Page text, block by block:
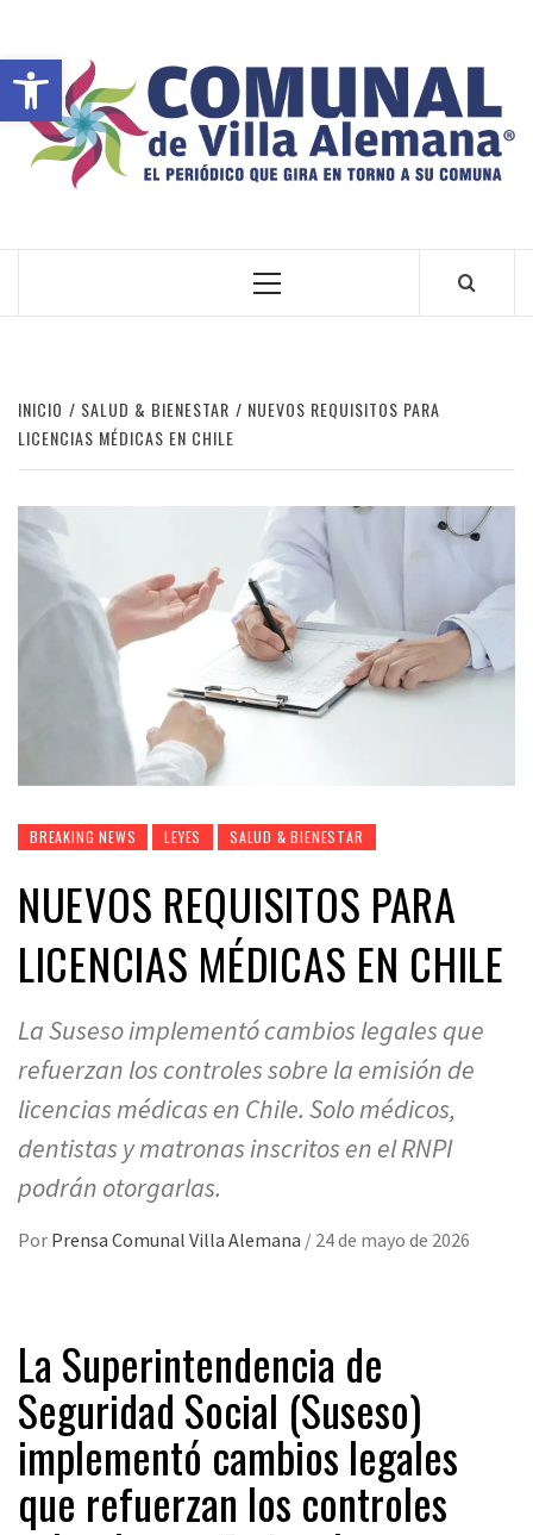
Abrir barra de herramientas
INICIO SALUD & BIENESTAR
NUEVOS REQUISITOS PARA
LICENCIAS MÉDICAS EN CHILE
BREAKING NEWS LEYES SALUD & BIENESTAR
NUEVOS REQUISITOS PARA
LICENCIAS MÉDICAS EN CHILE
La Suseso implementó cambios legales que
refuerzan los controles sobre la emisión de
licencias médicas en Chile. Solo médicos,
dentistas y matronas inscritos en el RNPI
podrán otorgarlas.
Por Prensa Comunal Villa Alemana / 24 de mayo de 2026
La Superintendencia de
Seguridad Social (Suseso)
implementó cambios legales
que refuerzan los controles